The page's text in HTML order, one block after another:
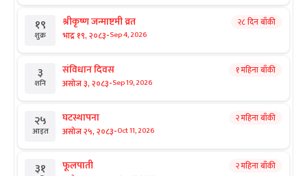
१९
शुक्र
श्रीकृष्ण जन्माष्टमी व्रत
भाद्र १९, २०८३-Sep 4, 2026
२८ दिन बाँकी
३
शनि
संविधान दिवस
असोज ३, २०८३-Sep 19, 2026
१ महिना बाँकी
२५
आइत
घटस्थापना
असोज २५, २०८३-Oct 11, 2026
२ महिना बाँकी
३१ फूलपाती २ महिना बाँकी